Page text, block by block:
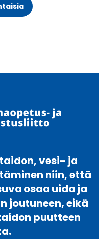
vesi- ja
niin, että
osaa uida ja
joutuneen, eikä
puutteen